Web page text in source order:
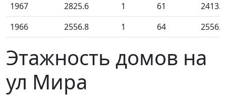
1967
2825.6 1 61
1966
2556.8 1 64
Этажность домов на
ул Мира